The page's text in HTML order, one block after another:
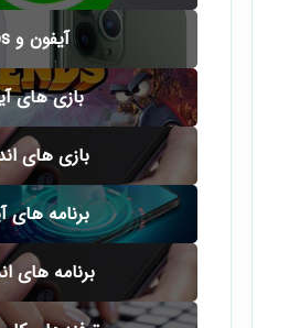
آیفون و ios
بازی های
بازی های
برنامه های
برنامه های